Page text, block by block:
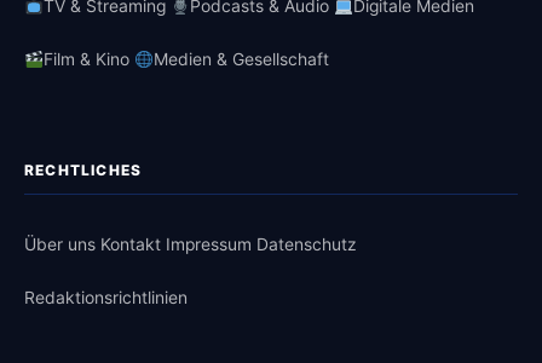
TV & Streaming Podcasts & Audio Digitale Medien
Film & Kino Medien & Gesellschaft
RECHTLICHES
Über uns Kontakt Impressum Datenschutz
Redaktionsrichtlinien